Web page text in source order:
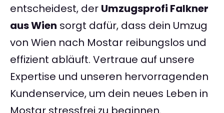
entscheidest, der Umzugsprofi Falkner
aus Wien sorgt dafür, dass dein Umzug
von Wien nach Mostar reibungslos und
effizient abläuft. Vertraue auf unsere
Expertise und unseren hervorragenden
Kundenservice, um dein neues Leben in